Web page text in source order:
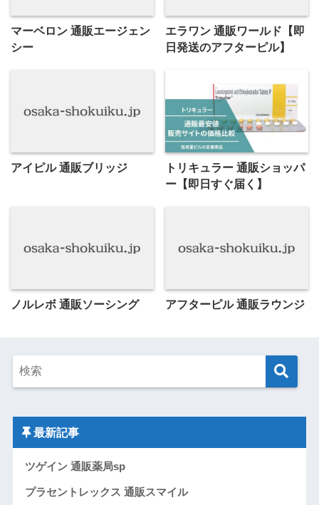
マーベロン 通販エージェン
シー
エラワン 通販ワールド【即
日発送のアフターピル】
アイピル 通販ブリッジ
トリキュラー 通販ショッパ
ー【即日すぐ届く】
ノルレボ 通販ソーシング アフターピル 通販ラウンジ
最新記事
ツゲイン 通販薬局sp
プラセントレックス 通販スマイル